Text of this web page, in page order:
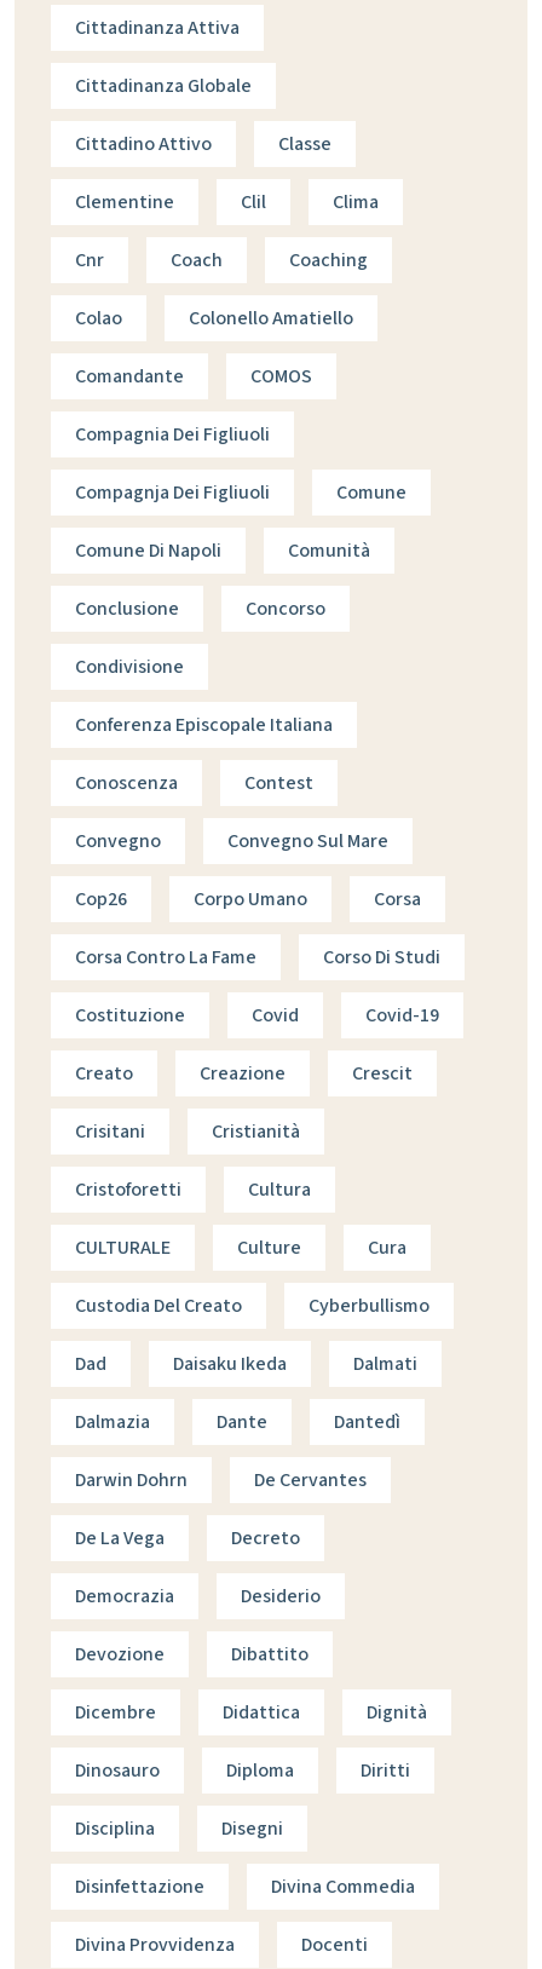
Cittadinanza Attiva
Cittadinanza Globale
Cittadino Attivo Classe
Clementine Clil Clima
Cnr Coach Coaching
Colao Colonello Amatiello
Comandante COMOS
Compagnia Dei Figliuoli
Compagnja Dei Figliuoli Comune
Comune Di Napoli Comunità
Conclusione Concorso
Condivisione
Conferenza Episcopale Italiana
Conoscenza Contest
Convegno Convegno Sul Mare
Cop26 Corpo Umano Corsa
Corsa Contro La Fame Corso Di Studi
Costituzione Covid Covid-19
Creato Creazione Crescit
Crisitani Cristianità
Cristoforetti Cultura
CULTURALE Culture Cura
Custodia Del Creato Cyberbullismo
Dad Daisaku Ikeda Dalmati
Dalmazia Dante Dantedì
Darwin Dohrn De Cervantes
De La Vega Decreto
Democrazia Desiderio
Devozione Dibattito
Dicembre Didattica Dignità
Dinosauro Diploma Diritti
Disciplina Disegni
Disinfettazione Divina Commedia
Divina Provvidenza Docenti